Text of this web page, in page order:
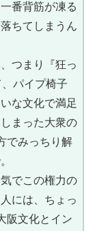
番背筋が凍る
ちてしまうん
つまり『狂っ
パイプ椅子
な文化で満足
まった大衆の
でみっちり解
でこの権力の
には、ちょっ
阪文化とイン